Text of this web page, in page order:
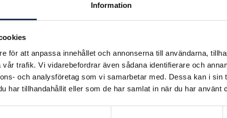
Information
för att anpassa innehållet och annonserna till användarna,
trafik. Vi vidarebefordrar även sådana identifierare och
och analysföretag som vi samarbetar med. Dessa kan i sin
har tillhandahållit eller som de har samlat in när du har använt
av två byggnader i vilka det finns 18 hyresrätter
byggdes 1952 och bland hyresgästerna återfinns
vårdcentral, tandläkare och lokala butiker.
ca 15 km nordväst om Linköping i Ljungsbro
passerar. Kanalen kan korsas i Ljungsbro under